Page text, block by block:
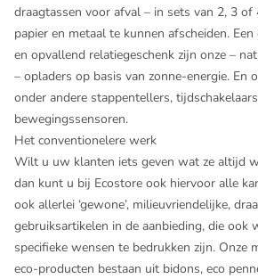
draagtassen voor afval – in sets van 2, 3 of
papier en metaal te kunnen afscheiden.
en opvallend relatiegeschenk zijn onze –
– opladers op basis van zonne-energie. En
onder andere stappentellers,
bewegingssensoren.
Het conventionelere werk
Wilt u uw klanten iets geven wat ze altijd
dan kunt u bij Ecostore ook hiervoor alle
ook allerlei ‘gewone’, milieuvriendelijke,
gebruiksartikelen in de aanbieding, die ook
specifieke wensen te bedrukken zijn. Onze
eco-producten bestaan uit bidons, eco